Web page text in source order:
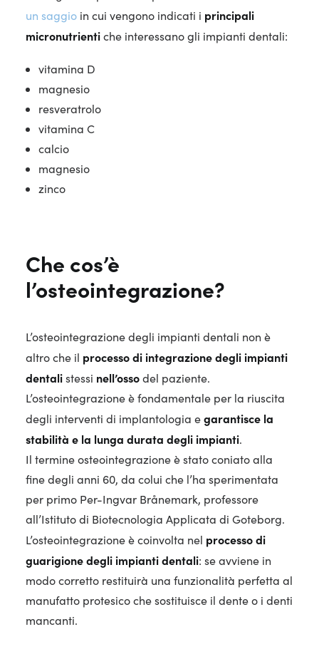
un saggio in cui vengono indicati i principali
micronutrientiche interessano gli impianti dentali:
vitamina D
magnesio
resveratrolo
vitamina C
calcio
magnesio
zinco
Che cos’è
l’osteointegrazione?
L’osteointegrazione degli impianti dentali non è
altro che il processo di integrazione degli impianti
dentalistessi nell’ossodel paziente.
L’osteointegrazione è fondamentale per la riuscita
degli interventi di implantologia egarantisce la
stabilità e la lunga durata degli impianti.
Il termine osteointegrazione è stato coniato alla
fine degli anni 60, da colui che l’ha sperimentata
per primo Per-Ingvar Brånemark, professore
all’Istituto di Biotecnologia Applicata di Goteborg.
L’osteointegrazione è coinvolta nel processo di
guarigione degli impianti dentali: se avviene in
modo corretto restituirà una funzionalità perfetta al
manufatto protesico che sostituisce il dente o i denti
mancanti.